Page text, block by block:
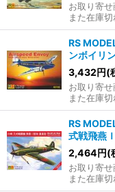
お取り寄せ
また在庫
RS
ンボイリ
3,432円(
お取り寄せ
また在庫
RS
式戦飛燕
2,464円(
お取り寄せ
また在庫